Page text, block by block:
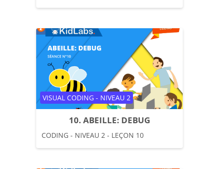
10. ABEILLE: DEBUG
Catégorie de cours
VISUAL CODING - NIVEAU 2
CODING - NIVEAU 2 - LEÇON 10